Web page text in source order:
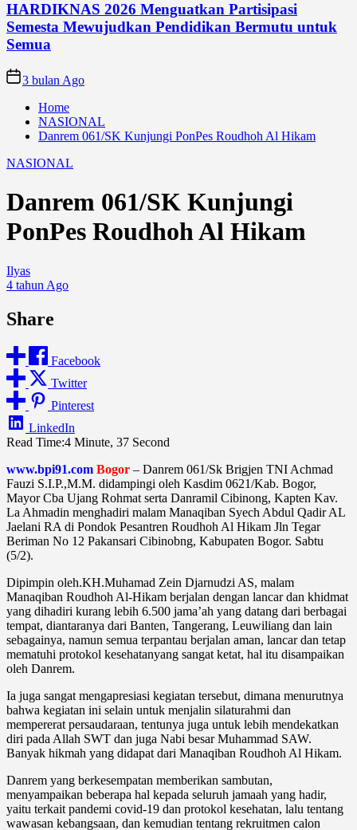
HARDIKNAS 2026 Menguatkan Partisipasi
Semesta Mewujudkan Pendidikan Bermutu untuk
Semua
3 bulan Ago
Home
NASIONAL
Danrem 061/SK Kunjungi PonPes Roudhoh Al Hikam
NASIONAL
Danrem 061/SK Kunjungi
PonPes Roudhoh Al Hikam
Ilyas
4 tahun Ago
Share
Facebook
Twitter
Pinterest
LinkedIn
Read Time:4 Minute, 37 Second
www.bpi91.com Bogor – Danrem 061/Sk Brigjen TNI Achmad
Fauzi S.I.P.,M.M. didampingi oleh Kasdim 0621/Kab. Bogor,
Mayor Cba Ujang Rohmat serta Danramil Cibinong, Kapten Kav.
La Ahmadin menghadiri malam Manaqiban Syech Abdul Qadir AL
Jaelani RA di Pondok Pesantren Roudhoh Al Hikam Jln Tegar
Beriman No 12 Pakansari Cibinobng, Kabupaten Bogor. Sabtu
(5/2).
Dipimpin oleh.KH.Muhamad Zein Djarnudzi AS, malam
Manaqiban Roudhoh Al-Hikam berjalan dengan lancar dan khidmat
yang dihadiri kurang lebih 6.500 jama’ah yang datang dari berbagai
tempat, diantaranya dari Banten, Tangerang, Leuwiliang dan lain
sebagainya, namun semua terpantau berjalan aman, lancar dan tetap
mematuhi protokol kesehatanyang sangat ketat, hal itu disampaikan
oleh Danrem.
Ia juga sangat mengapresiasi kegiatan tersebut, dimana menurutnya
bahwa kegiatan ini selain untuk menjalin silaturahmi dan
mempererat persaudaraan, tentunya juga untuk lebih mendekatkan
diri pada Allah SWT dan juga Nabi besar Muhammad SAW.
Banyak hikmah yang didapat dari Manaqiban Roudhoh Al Hikam.
Danrem yang berkesempatan memberikan sambutan,
menyampaikan beberapa hal kepada seluruh jamaah yang hadir,
yaitu terkait pandemi covid-19 dan protokol kesehatan, lalu tentang
wawasan kebangsaan, dan kemudian tentang rekruitmen calon